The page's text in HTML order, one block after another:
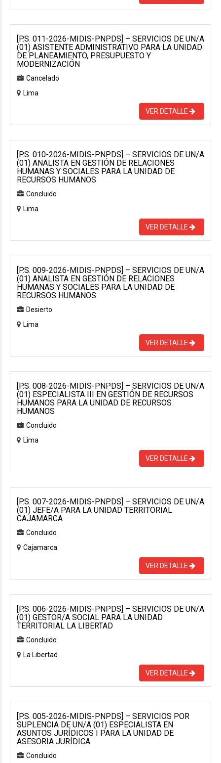
[P.S. 011-2026-MIDIS-PNPDS] – SERVICIOS DE UN/A
(01) ASISTENTE ADMINISTRATIVO PARA LA UNIDAD
DE PLANEAMIENTO, PRESUPUESTO Y
MODERNIZACIÓN
Cancelado
Lima
VER DETALLE
[P.S. 010-2026-MIDIS-PNPDS] – SERVICIOS DE UN/A
(01) ANALISTA EN GESTIÓN DE RELACIONES
HUMANAS Y SOCIALES PARA LA UNIDAD DE
RECURSOS HUMANOS
Concluido
Lima
VER DETALLE
[P.S. 009-2026-MIDIS-PNPDS] – SERVICIOS DE UN/A
(01) ANALISTA EN GESTIÓN DE RELACIONES
HUMANAS Y SOCIALES PARA LA UNIDAD DE
RECURSOS HUMANOS
Desierto
Lima
VER DETALLE
[P.S. 008-2026-MIDIS-PNPDS] – SERVICIOS DE UN/A
(01) ESPECIALISTA III EN GESTIÓN DE RECURSOS
HUMANOS PARA LA UNIDAD DE RECURSOS
HUMANOS
Concluido
Lima
VER DETALLE
[P.S. 007-2026-MIDIS-PNPDS] – SERVICIOS DE UN/A
(01) JEFE/A PARA LA UNIDAD TERRITORIAL
CAJAMARCA
Concluido
Cajamarca
VER DETALLE
[P.S. 006-2026-MIDIS-PNPDS] – SERVICIOS DE UN/A
(01) GESTOR/A SOCIAL PARA LA UNIDAD
TERRITORIAL LA LIBERTAD
Concluido
La Libertad
VER DETALLE
[P.S. 005-2026-MIDIS-PNPDS] – SERVICIOS POR
SUPLENCIA DE UN/A (01) ESPECIALISTA EN
ASUNTOS JURÍDICOS I PARA LA UNIDAD DE
ASESORIA JURÍDICA
Concluido